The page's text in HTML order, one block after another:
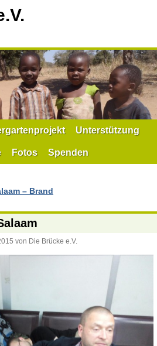
Unterstützung
Fotos Spenden
– Brand
von Die Brücke e.V.